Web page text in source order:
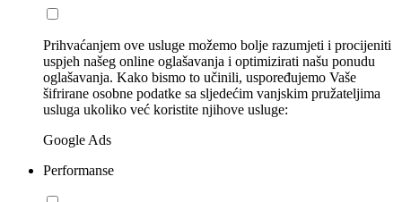
Prihvaćanjem ove usluge možemo bolje razumjeti i procijeniti
uspjeh našeg online oglašavanja i optimizirati našu ponudu
oglašavanja. Kako bismo to učinili, uspoređujemo Vaše
šifrirane osobne podatke sa sljedećim vanjskim pružateljima
usluga ukoliko već koristite njihove usluge:
Google Ads
Performanse